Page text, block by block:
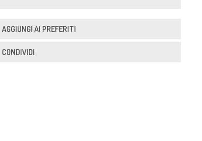
AGGIUNGI AI PREFERITI
CONDIVIDI